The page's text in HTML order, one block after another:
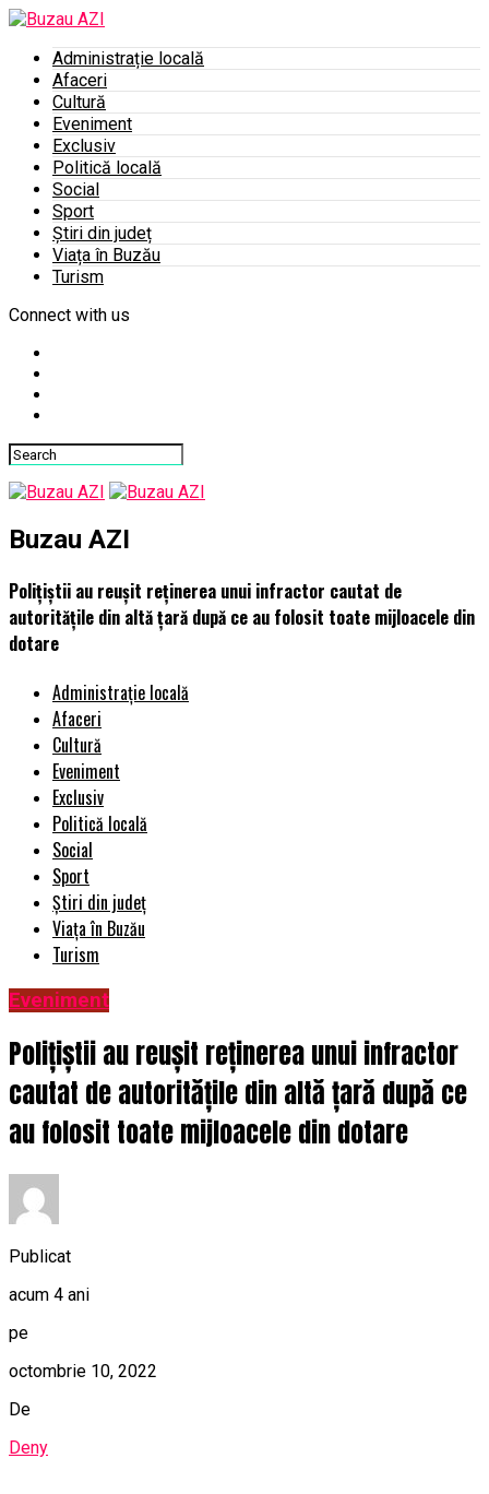
Administrație locală
Afaceri
Cultură
Eveniment
Exclusiv
Politică locală
Social
Sport
Știri din județ
Viața în Buzău
Turism
Connect with us
Buzau AZI
Polițiștii au reușit reținerea unui infractor cautat de
autoritățile din altă țară după ce au folosit toate mijloacele din
dotare
Administrație locală
Afaceri
Cultură
Eveniment
Exclusiv
Politică locală
Social
Sport
Știri din județ
Viața în Buzău
Turism
Eveniment
Polițiștii au reușit reținerea unui infractor
cautat de autoritățile din altă țară după ce
au folosit toate mijloacele din dotare
Publicat
acum 4 ani
pe
octombrie 10, 2022
De
Deny